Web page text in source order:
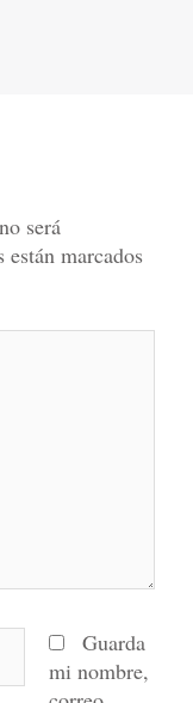
será
marcados
Guarda
mi nombre,